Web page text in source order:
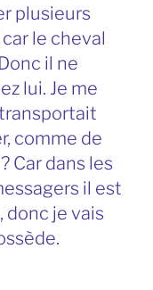
plusieurs
le cheval
il ne
lui. Je me
comme de
Car dans les
il est
donc je vais